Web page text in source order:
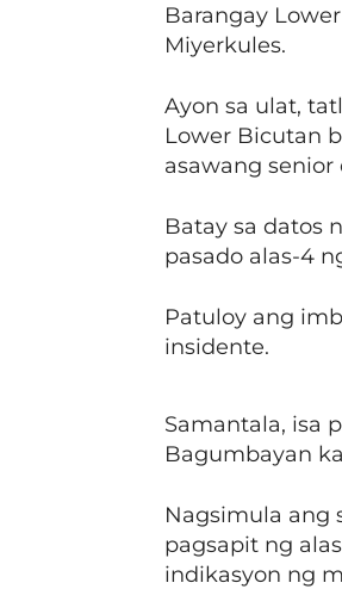
Barangay
Miyerkules.
Ayon sa ulat,
Lower Bicutan
asawang
Batay sa datos
pasado alas-4
Patuloy ang
insidente.
Samantala, isa
Bagumbayan
Nagsimula ang
pagsapit ng
indikasyon ng